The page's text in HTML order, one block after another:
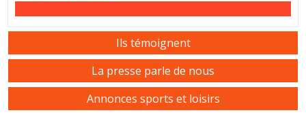
Ils témoignent
La presse parle de nous
Annonces sports et loisirs